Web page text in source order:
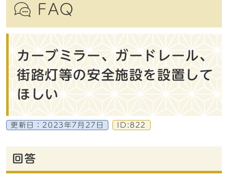
FAQ
カーブミラー、ガードレール、
街路灯等の安全施設を設置して
ほしい
更新日： 2023年7月27日 ID:822
回答